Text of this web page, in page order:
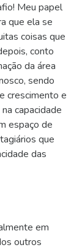
Meu papel
que ela se
coisas que
conto
da área
sendo
crescimento e
capacidade
espaço de
que
das
em
outros